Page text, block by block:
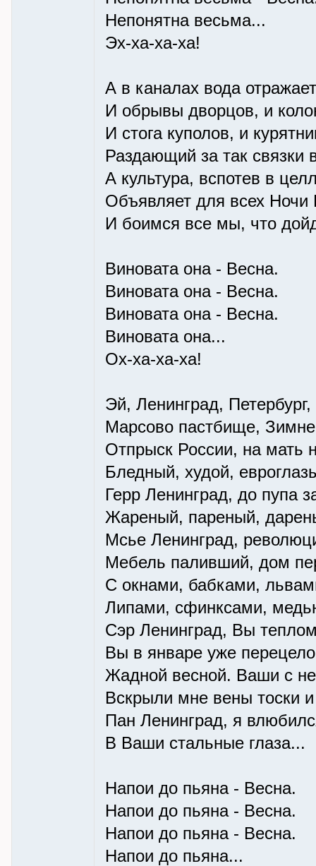
Непонятна весьма...
Эх-ха-ха-ха!
А в каналах вода
И обрывы дворцов, и
И стога куполов, и
Раздающий за так связки
А культура, вспотев в
Объявляет для всех
И боимся все мы, что
Виновата она - Весна.
Виновата она - Весна.
Виновата она - Весна.
Виновата она...
Ох-ха-ха-ха!
Эй, Ленинград,
Марсово пастбище,
Отпрыск России, на мать
Бледный, худой,
Герр Ленинград, до пупа
Жареный, пареный,
Мсье Ленинград,
Мебель паливший, дом
С окнами, бабками,
Липами, сфинксами,
Сэр Ленинград, Вы
Вы в январе уже
Жадной весной. Ваши с
Вскрыли мне вены тоски
Пан Ленинград, я
В Ваши стальные глаза...
Напои до пьяна - Весна.
Напои до пьяна - Весна.
Напои до пьяна - Весна.
Напои до пьяна...